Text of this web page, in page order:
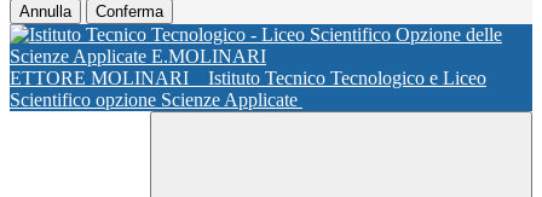
Annulla Conferma
ETTORE MOLINARI
Istituto Tecnico Tecnologico e Liceo
Scientifico opzione Scienze Applicate